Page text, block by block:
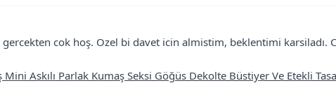
cok hoş. Ozel bi davet icin almistim, beklentimi karsiladı.
Mini Askılı Parlak Kumaş Seksi Göğüs Dekolte Büstiyer Ve Etekli